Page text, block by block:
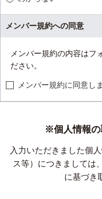
メンバー規約への同意
メンバー規約の内容はフ
ださい。
メンバー規約に同意し
※個人情報の
入力いただきました個
ス等）につきましては
に基づき